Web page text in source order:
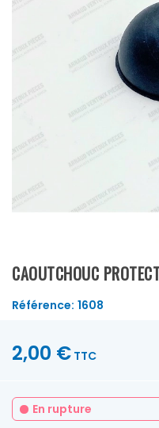
CAOUTCHOUC
Référence: 1608
2,00 € TTC
En rupture